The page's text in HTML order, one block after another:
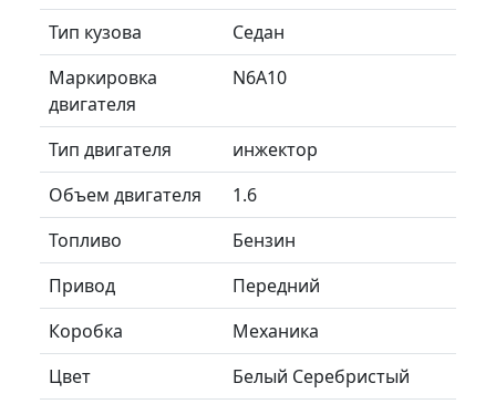
Тип кузова
Седан
Маркировка
двигателя
N6A10
Тип двигателя
инжектор
Объем двигателя
1.6
Топливо
Бензин
Привод
Передний
Коробка
Механика
Цвет
Белый Серебристый